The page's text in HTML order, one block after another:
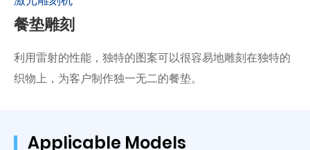
餐垫雕刻
利用雷射的性能，独特的图案可以很容易地雕刻在独特的
织物上，为客户制作独一无二的餐垫。
Applicable Models